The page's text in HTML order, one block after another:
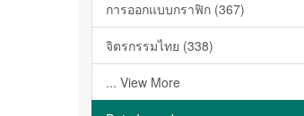
การออกแบบกราฟิก (367)
จิตรกรรมไทย (338)
... View More